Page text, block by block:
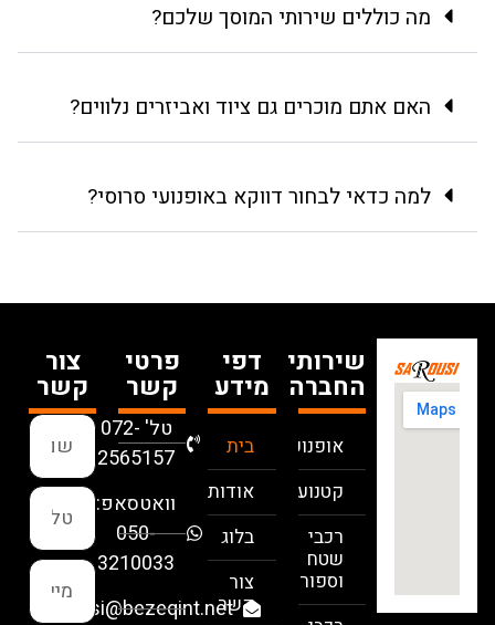
מה כוללים שירותי המוסך שלכם?
האם אתם מוכרים גם ציוד ואביזרים נלווים?
למה כדאי לבחור דווקא באופנועי סרוסי?
שירותי
החברה
אופנועים
קטנועים
דפי
מידע
בית
אודות
בלוג
צור
קשר
פרטי
קשר
טל' 072-
2565157
וואטסאפ:
050-
3210033
sarousi@bezeqint.net
צור
קשר